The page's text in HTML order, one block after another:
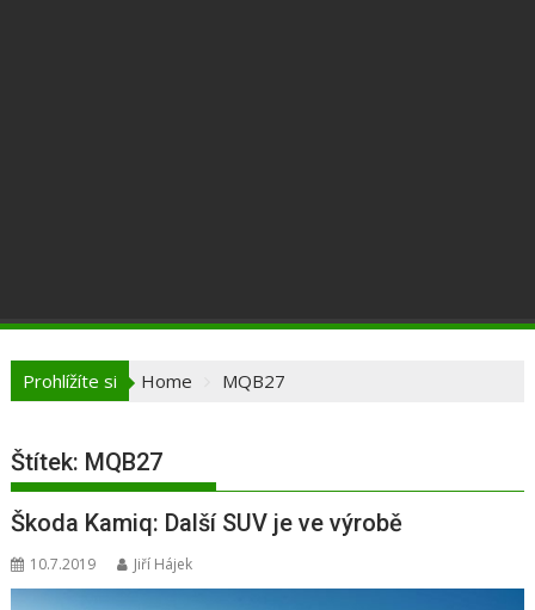
Prohlížíte si Home MQB27
Štítek: MQB27
Škoda Kamiq: Další SUV je ve výrobě
10.7.2019 Jiří Hájek